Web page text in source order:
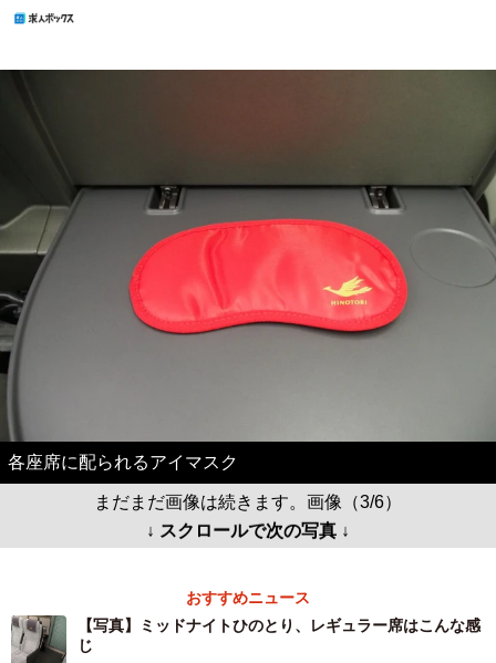
各座席に配られるアイマスク
まだまだ画像は続きます。画像（3/6）
↓ スクロールで次の写真 ↓
おすすめニュース
【写真】ミッドナイトひのとり、レギュラー席はこんな感
じ